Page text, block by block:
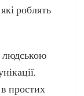
роблять
людською
простих